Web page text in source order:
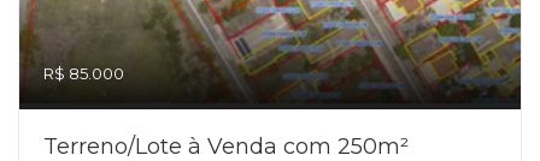
R$ 85.000
Terreno/Lote à Venda com 250m²